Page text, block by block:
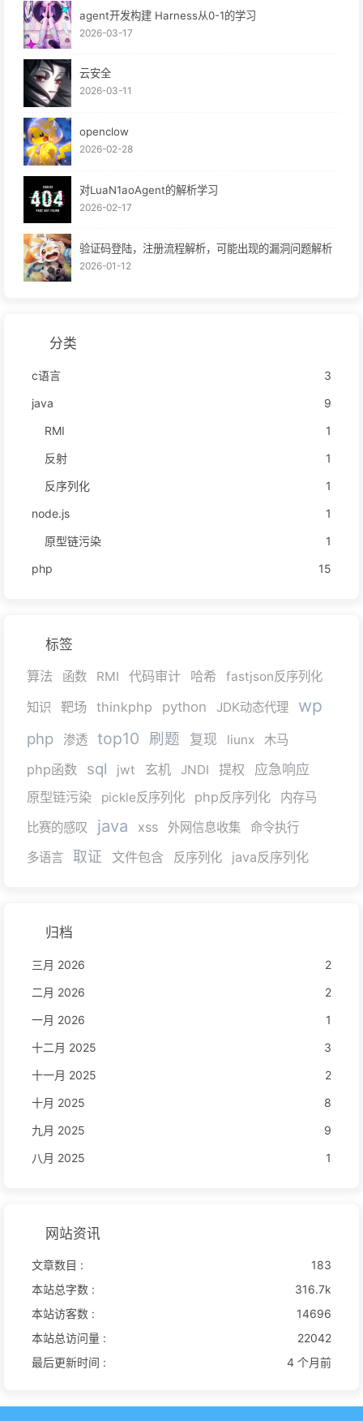
agent开发构建 Harness从0-1的学习
2026-03-17
云安全
2026-03-11
openclow
2026-02-28
对LuaN1aoAgent的解析学习
2026-02-17
验证码登陆，注册流程解析，可能出现的漏洞问题解析
2026-01-12
分类
c语言
3
java
9
RMI
1
反射
1
反序列化
1
node.js
1
原型链污染
1
php
15
标签
算法
函数 RMI 代码审计 哈希
fastjson反序列化
知识
靶场 thinkphp python JDK动态代理 wp
php 渗透 top10 刷题 复现 liunx 木马
php函数 sql jwt 玄机 JNDI 提权
应急响应
原型链污染
pickle反序列化 php反序列化
内存马
比赛的感叹
java xss 外网信息收集
命令执行
多语言
取证 文件包含 反序列化 java反序列化
归档
三月 2026
2
二月 2026
2
一月 2026
1
十二月 2025
3
十一月 2025
2
十月 2025
8
九月 2025
9
八月 2025
1
网站资讯
文章数目 :
183
本站总字数 :
316.7k
本站访客数 :
14696
本站总访问量 :
22042
最后更新时间 :
4 个月前